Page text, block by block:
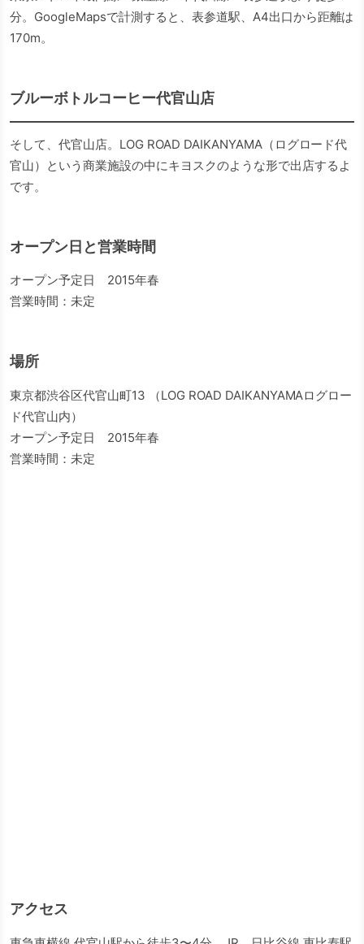
分。GoogleMapsで計測すると、表参道駅、A4出口から距離は
170m。
ブルーボトルコーヒー代官山店
そして、代官山店。LOG ROAD DAIKANYAMA（ログロード代
官山）という商業施設の中にキヨスクのような形で出店するよ
です。
オープン日と営業時間
オープン予定日 2015年春
営業時間：未定
場所
東京都渋谷区代官山町13 （LOG ROAD DAIKANYAMAログロー
ド代官山内）
オープン予定日 2015年春
営業時間：未定
アクセス